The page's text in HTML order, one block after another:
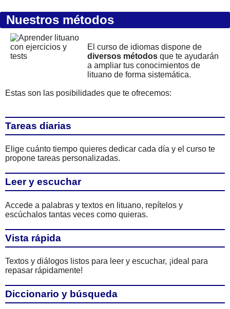
Nuestros métodos
El curso de idiomas dispone de
diversos métodos que te ayudarán
a ampliar tus conocimientos de
lituano de forma sistemática.
Estas son las posibilidades que te ofrecemos:
Tareas diarias
Elige cuánto tiempo quieres dedicar cada día y el curso te
propone tareas personalizadas.
Leer y escuchar
Accede a palabras y textos en lituano, repítelos y
escúchalos tantas veces como quieras.
Vista rápida
Textos y diálogos listos para leer y escuchar, ¡ideal para
repasar rápidamente!
Diccionario y búsqueda